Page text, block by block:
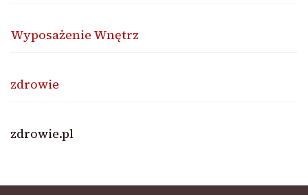
Wyposażenie Wnętrz
zdrowie
zdrowie.pl